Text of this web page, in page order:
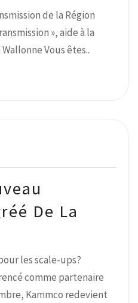
de la Région
», aide à la
Vous êtes..
De La
les scale-ups?
comme partenaire
Kammco redevient